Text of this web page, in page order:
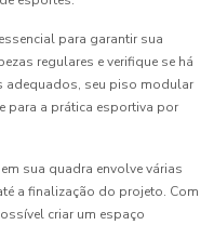
para garantir sua
regulares e verifique se há
adequados, seu piso modular
para a prática esportiva por
sua quadra envolve várias
a finalização do projeto. Com
criar um espaço